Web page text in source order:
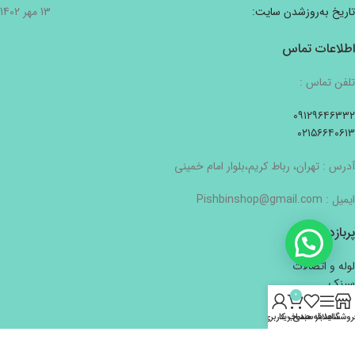
تاریخ به‌روزشدن سایت:
13 مهر 1402
اطلاعات تماس
تلفن تماس :
۰۹۱۲۹۶۴۶۳۳۲
۰۲۱۵۶۶۴۰۶۱۳
آدرس : تهران، رباط کریم،بلوار امام خمینی
ایمیل : Pishbinshop@gmail.com
پربازدیدترین
لوله و اتصالات
سینک
ابزار آلات دستی
لوازم الکتریکی
سایدبار
علاقه مندی
0
سبد خرید
حساب کاربری من